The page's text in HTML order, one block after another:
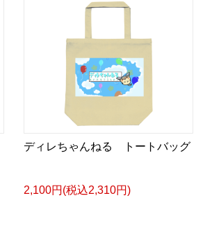
ディレちゃんねる トートバッグ
2,100円(税込2,310円)